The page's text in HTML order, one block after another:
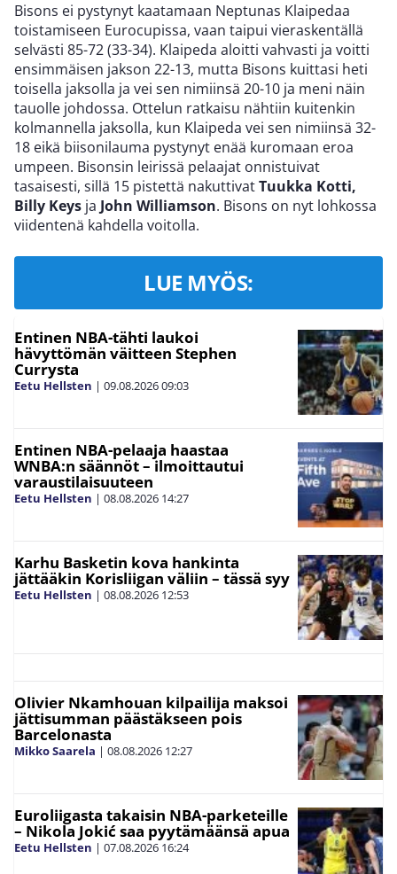
Bisons ei pystynyt kaatamaan Neptunas Klaipedaa
toistamiseen Eurocupissa, vaan taipui vieraskentällä
selvästi 85-72 (33-34). Klaipeda aloitti vahvasti ja voitti
ensimmäisen jakson 22-13, mutta Bisons kuittasi heti
toisella jaksolla ja vei sen nimiinsä 20-10 ja meni näin
tauolle johdossa. Ottelun ratkaisu nähtiin kuitenkin
kolmannella jaksolla, kun Klaipeda vei sen nimiinsä 32-
18 eikä biisonilauma pystynyt enää kuromaan eroa
umpeen. Bisonsin leirissä pelaajat onnistuivat
tasaisesti, sillä 15 pistettä nakuttivatTuukka Kotti,
Billy Keys ja John Williamson. Bisons on nyt lohkossa
viidentenä kahdella voitolla.
LUE MYÖS:
Entinen NBA-tähti laukoi
hävyttömän väitteen Stephen
Currysta
Eetu Hellsten | 09.08.202609:03
Entinen NBA-pelaaja haastaa
WNBA:n säännöt – ilmoittautui
varaustilaisuuteen
Eetu Hellsten | 08.08.2026 14:27
Karhu Basketin kova hankinta
jättääkin Korisliigan väliin – tässä syy
Eetu Hellsten | 08.08.2026 12:53
Olivier Nkamhouan kilpailija maksoi
jättisumman päästäkseen pois
Barcelonasta
Mikko Saarela | 08.08.2026 12:27
Euroliigasta takaisin NBA-parketeille
– Nikola Jokić saa pyytämäänsä apua
Eetu Hellsten | 07.08.2026 16:24